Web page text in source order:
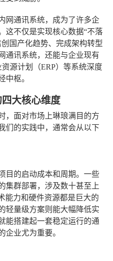
网通讯系统，成为了许多企
这不仅是实现核心数据“不落
国产化趋势、完成架构转型
通讯系统，还能与企业现有
源计划（ERP）等系统深度
中枢。
大核心维度
，面对市场上琳琅满目的方
们的实践中，通常会从以下
目的启动成本和周期。一些
集群部署，涉及数十甚至上
能力和硬件资源都是巨大的
轻量级方案则能大幅降低实
能搭建起一套稳定运行的通
企业尤为重要。